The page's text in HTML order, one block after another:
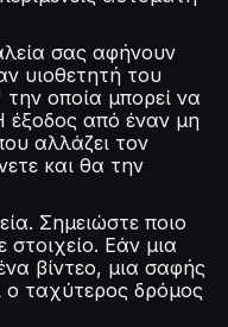
σας αφήνουν
υιοθετητή του
οποία μπορεί να
έξοδος από έναν μη
αλλάζει τον
και θα την
Σημειώστε ποιο
στοιχείο. Εάν μια
βίντεο, μια σαφής
ο ταχύτερος δρόμος